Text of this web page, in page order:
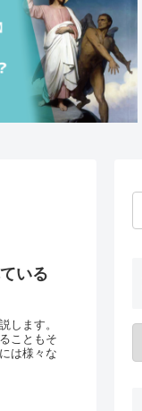
いる
します。
こともそ
は様々な